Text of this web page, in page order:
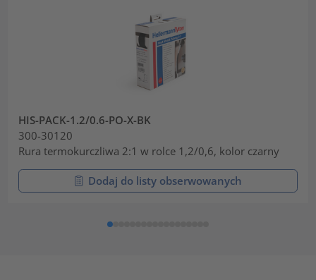
HIS-PACK-1.2/0.6-PO-X-BK
300-30120
Rura termokurczliwa 2:1 w rolce 1,2/0,6, kolor czarny
Dodaj do listy obserwowanych